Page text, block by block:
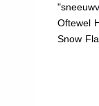
Oftewel
Snow